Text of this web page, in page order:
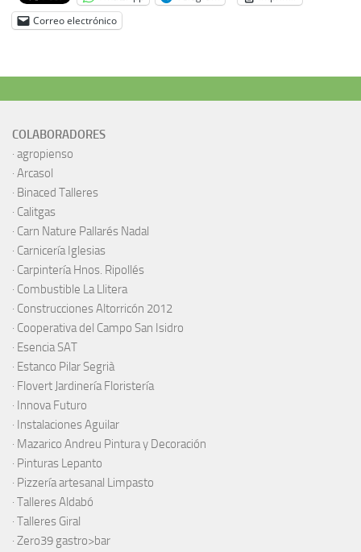
Correo electrónico
COLABORADORES
· agropienso
· Arcasol
· Binaced Talleres
· Calitgas
· Carn Nature Pallarés Nadal
· Carnicería Iglesias
· Carpintería Hnos. Ripollés
· Combustible La Llitera
· Construcciones Altorricón 2012
· Cooperativa del Campo San Isidro
· Esencia SAT
· Estanco Pilar Segrià
· Flovert Jardinería Floristería
· Innova Futuro
· Instalaciones Aguilar
· Mazarico Andreu Pintura y Decoración
· Pinturas Lepanto
· Pizzería artesanal Limpasto
· Talleres Aldabó
· Talleres Giral
· Zero39 gastro>bar